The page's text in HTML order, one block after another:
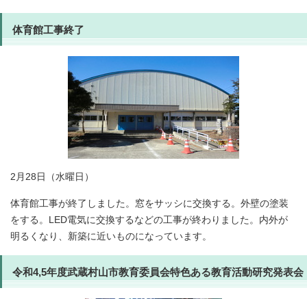
体育館工事終了
2月28日（水曜日）
体育館工事が終了しました。窓をサッシに交換する。外壁の塗装
をする。LED電気に交換するなどの工事が終わりました。内外が
明るくなり、新築に近いものになっています。
令和4,5年度武蔵村山市教育委員会特色ある教育活動研究発表会